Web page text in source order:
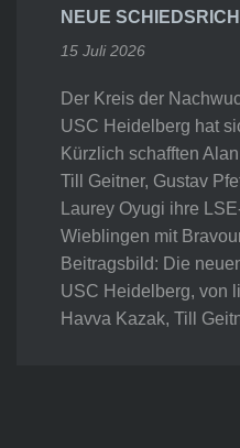
NEUE
15 Juli 2026
Der Kreis der
USC Heidelberg hat
Kürzlich schafften
Till Geitner, Gustav
Laurey Oyugi ihre
Wieblingen mit
Beitragsbild: Die
USC Heidelberg, von
Havva Kazak, Till